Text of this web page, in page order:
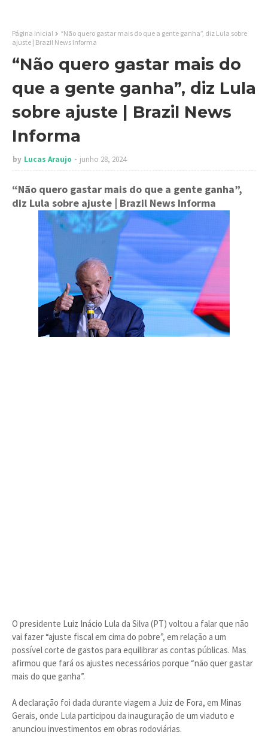
Página inicial
“Não quero gastar mais do que a gente ganha”, diz Lula sobre
ajuste | Brazil News Informa
“Não quero gastar mais do
que a gente ganha”, diz Lula
sobre ajuste | Brazil News
Informa
by Lucas Araujo junho 28, 2024
“Não quero gastar mais do que a gente ganha”,
diz Lula sobre ajuste | Brazil News Informa
O presidente Luiz Inácio Lula da Silva (PT) voltou a falar que não
vai fazer “ajuste fiscal em cima do pobre”, em relação a um
possível corte de gastos para equilibrar as contas públicas. Mas
afirmou que fará os ajustes necessários porque “não quer gastar
mais do que ganha”.
A declaração foi dada durante viagem a Juiz de Fora, em Minas
Gerais, onde Lula participou da inauguração de um viaduto e
anunciou investimentos em obras rodoviárias.